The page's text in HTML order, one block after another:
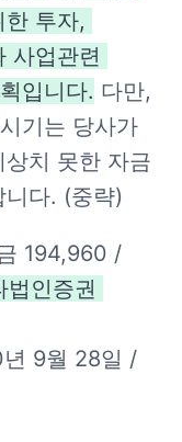
투자,
사업관련
입니다. 다만,
기는 당사가
치 못한 자금
다. (중략)
194,960 /
법인증권
9월 28일 /